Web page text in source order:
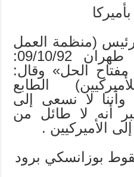
(منظمة العمل
الإسلامي) قال في طهران 09/10/92:
مفتاح الحل» وقال:
الطابع
وأننا لا نسعى إلى
أنه لا طائل من
الأميركيين .
بوزانسكي برود